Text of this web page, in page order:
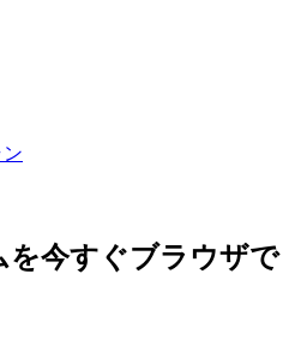
を今すぐブラウザで